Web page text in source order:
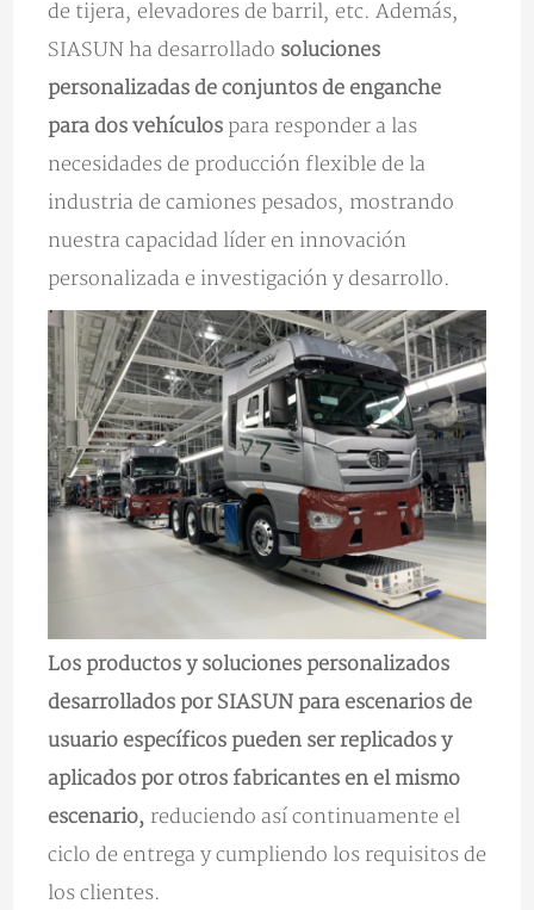
de tijera, elevadores de barril, etc. Además,
SIASUN ha desarrollado soluciones
personalizadas de conjuntos de enganche
para dos vehículospara responder a las
necesidades de producción flexible de la
industria de camiones pesados, mostrando
nuestra capacidad líder en innovación
personalizada e investigación y desarrollo.
Los productos y soluciones personalizados
desarrollados por SIASUN para escenarios de
usuario específicos pueden ser replicados y
aplicados por otros fabricantes en el mismo
escenario, reduciendo así continuamente el
ciclo de entrega y cumpliendo los requisitos de
los clientes.